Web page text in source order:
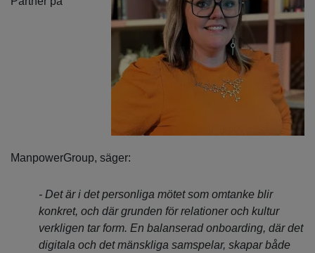
ManpowerGroup, säger:
- Det är i det personliga mötet som omtanke blir
konkret, och där grunden för relationer och kultur
verkligen tar form. En balanserad onboarding, där det
digitala och det mänskliga samspelar, skapar både